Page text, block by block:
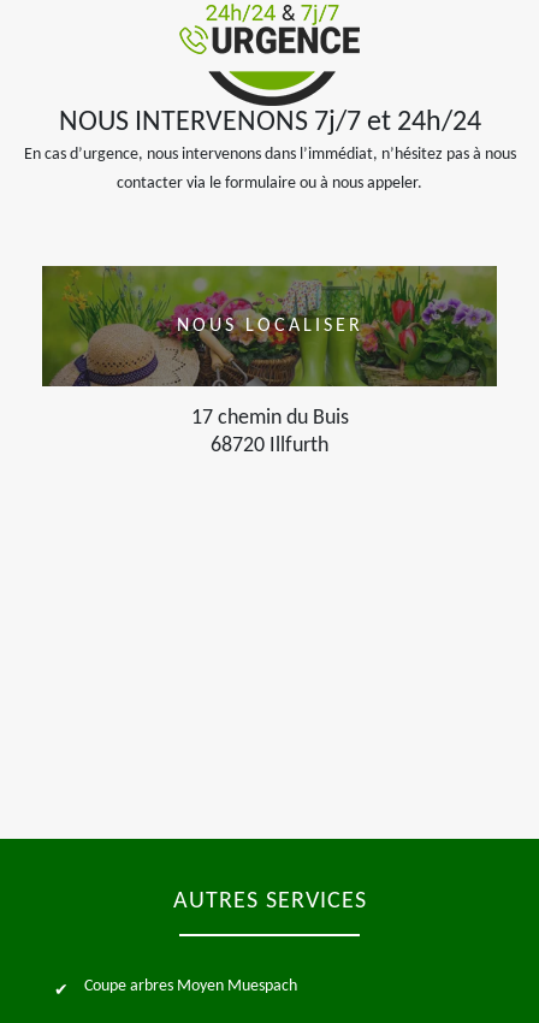
NOUS INTERVENONS 7j/7 et 24h/24
En cas d’urgence, nous intervenons dans l’immédiat, n’hésitez pas à nous
contacter via le formulaire ou à nous appeler.
NOUS LOCALISER
17 chemin du Buis
68720 Illfurth
AUTRES SERVICES
Coupe arbres Moyen Muespach